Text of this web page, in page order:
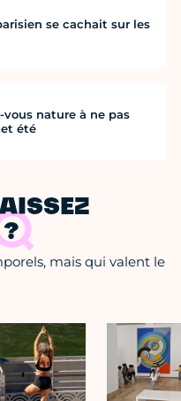
se cachait sur les
vous nature à ne pas
été
?
mais qui valent le